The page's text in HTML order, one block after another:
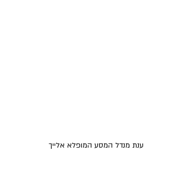
ענת מנדל המסע המופלא אלייך